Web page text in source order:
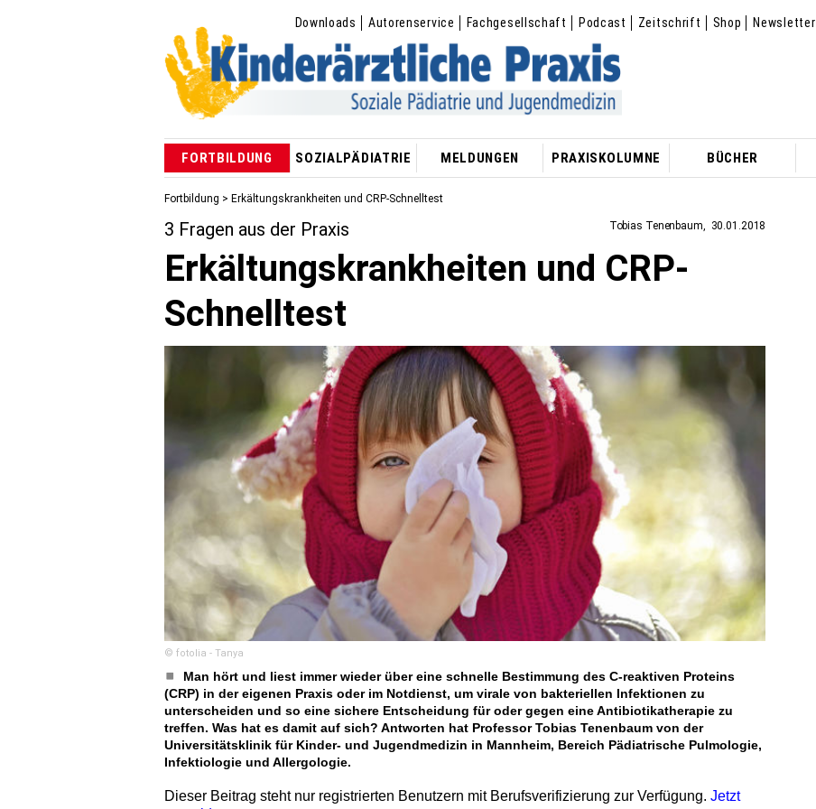
Downloads Autorenservice Fachgesellschaft Podcast Zeitschrift Shop Newsletter
FORTBILDUNG SOZIALPÄDIATRIE MELDUNGEN PRAXISKOLUMNE BÜCHER
Fortbildung > Erkältungskrankheiten und CRP-Schnelltest
Tobias Tenenbaum 30.01.2018
3 Fragen aus der Praxis
Erkältungskrankheiten und CRP-
Schnelltest
© fotolia - Tanya
Man hört und liest immer wieder über eine schnelle Bestimmung des C-reaktiven Proteins
(CRP) in der eigenen Praxis oder im Notdienst, um virale von bakteriellen Infektionen zu
unterscheiden und so eine sichere Entscheidung für oder gegen eine Antibiotikatherapie zu
treffen. Was hat es damit auf sich? Antworten hat Professor Tobias Tenenbaum von der
Universitätsklinik für Kinder- und Jugendmedizin in Mannheim, Bereich Pädiatrische Pulmologie,
Infektiologie und Allergologie.
Dieser Beitrag steht nur registrierten Benutzern mit Berufsverifizierung zur Verfügung. Jetzt